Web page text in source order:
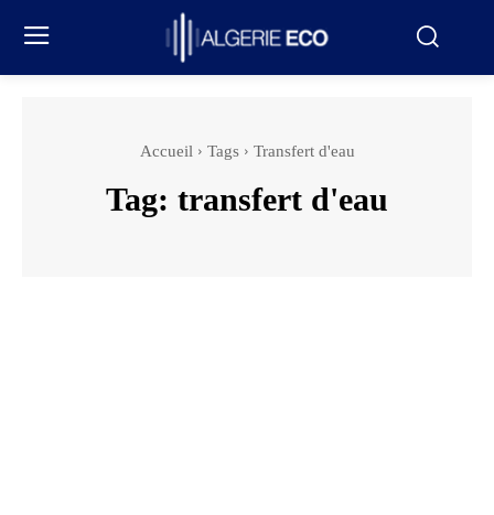
Accueil Tags Transfert d'eau
Tag: transfert d'eau